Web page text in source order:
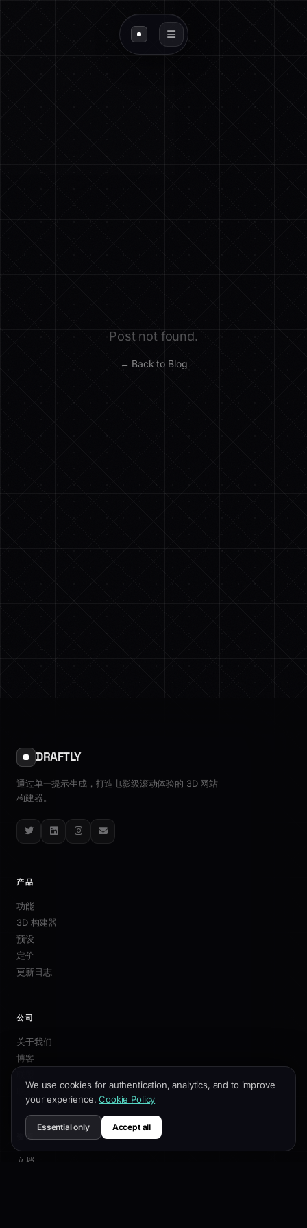
Post not found.
← Back to Blog
DRAFTLY
通过单一提示生成，打造电影级滚动体验的 3D 网站
构建器。
TwitterLinkedInInstagram
Email
产品
功能
3D 构建器
预设
定价
更新日志
公司
关于我们
博客
联系我们
资源
文档
We use cookies for authentication, analytics, and to improve
your experience. Cookie Policy
Essential only Accept all